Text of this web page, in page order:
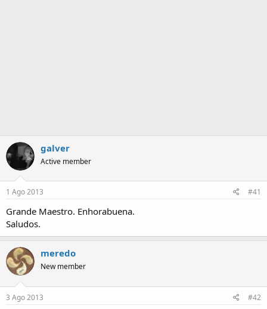
galver
Active member
1 Ago 2013 #41
Grande Maestro. Enhorabuena.
Saludos.
meredo
New member
3 Ago 2013 #42